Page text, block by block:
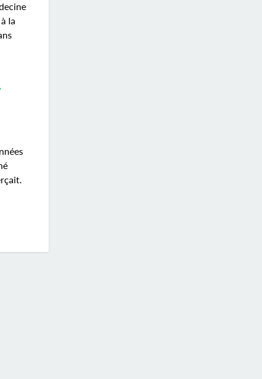
la